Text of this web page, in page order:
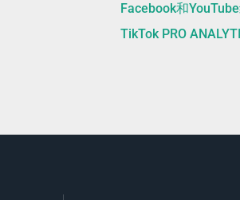
Facebook和
TikTok PRO